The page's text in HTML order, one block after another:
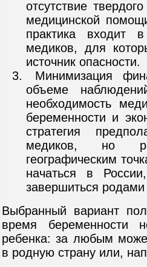
отсутствие
медицинской
практика входит
медиков, для
источник опасности.
Минимизация
объеме
необходимость
беременности и
стратегия
медиков, но
географическим
начаться в
завершиться
Выбранный вариант
время беременности
ребенка: за любым
в родную страну или,